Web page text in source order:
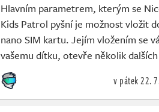
Hlavním parametrem, kterým se
Kids Patrol pyšní je možnost vložit
nano SIM kartu. Jejím vložením se
vašemu dítku, otevře několik
v pátek22.